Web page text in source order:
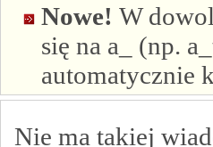
Nowe! W
się na a_ (np.
automatycznie
Nie ma takiej